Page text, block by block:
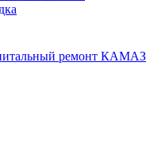
ремонт КАМАЗ